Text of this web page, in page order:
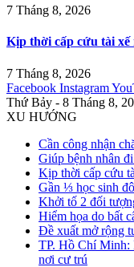
7 Tháng 8, 2026
Kịp thời cấp cứu tài xế
7 Tháng 8, 2026
Facebook Instagram
Thứ Bảy - 8 Tháng 8,
XU HƯỚNG
Cần công nhận
Giúp bệnh nhân
Kịp thời cấp cứu
Gần ⅓ học sinh
Khởi tố 2 đối
Hiểm họa do bất
Đề xuất mở rộng
TP. Hồ Chí Minh:
nơi cư trú